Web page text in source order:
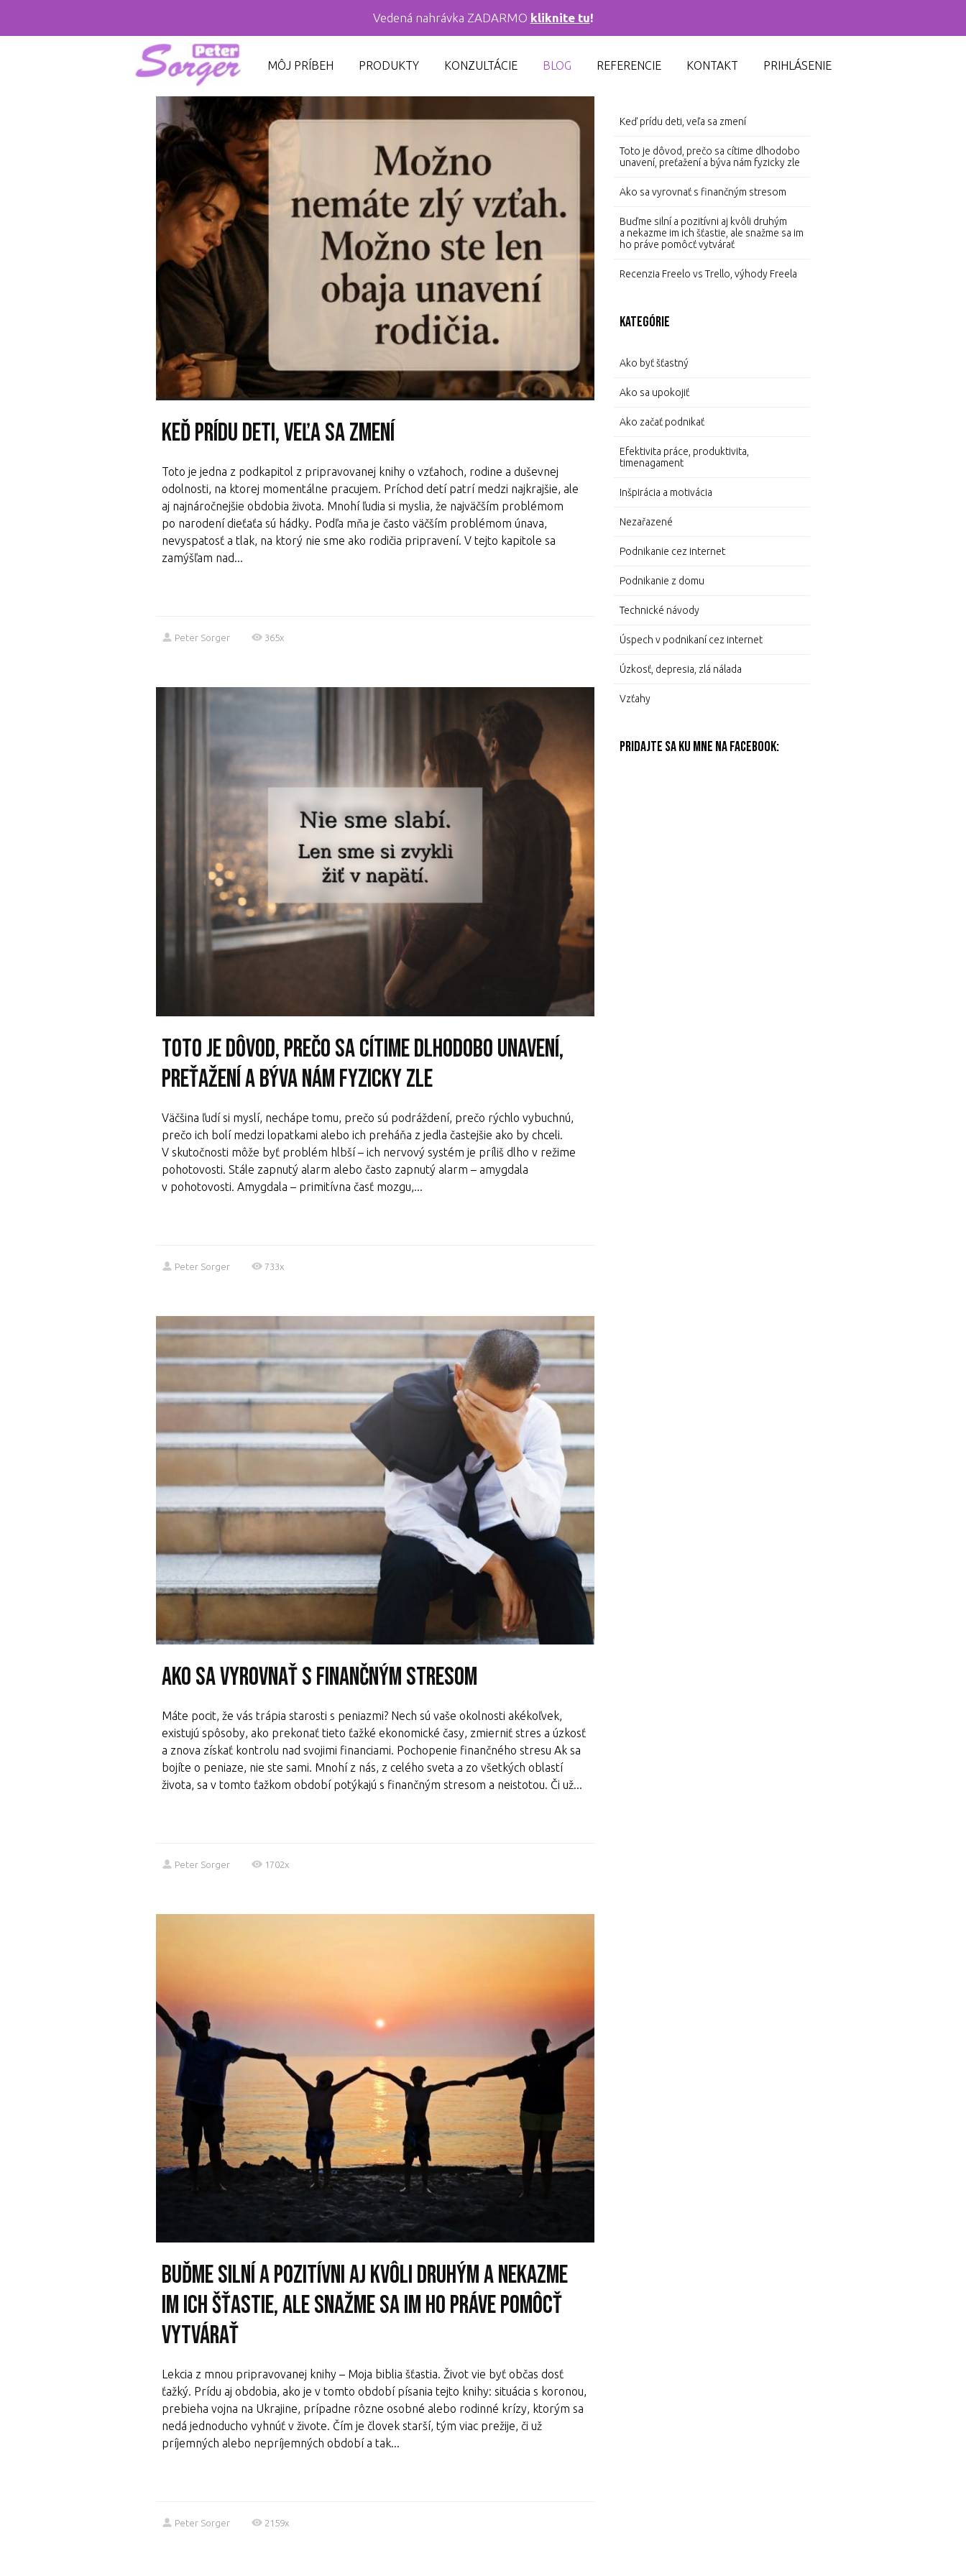
Vedená nahrávka ZADARMO kliknite tu!
MÔJ PRÍBEH PRODUKTY KONZULTÁCIE BLOG REFERENCIE KONTAKT PRIHLÁSENIE
Keď prídu deti, veľa sa zmení
Toto je jedna z podkapitol z pripravovanej knihy o vzťahoch, rodine a duševnej
odolnosti, na ktorej momentálne pracujem. Príchod detí patrí medzi najkrajšie, ale
aj najnáročnejšie obdobia života. Mnohí ľudia si myslia, že najväčším problémom
po narodení dieťaťa sú hádky. Podľa mňa je často väčším problémom únava,
nevyspatosť a tlak, na ktorý nie sme ako rodičia pripravení. V tejto kapitole sa
zamýšľam nad...
Peter Sorger 365x
Toto je dôvod, prečo sa cítime dlhodobo unavení,
preťažení a býva nám fyzicky zle
Väčšina ľudí si myslí, nechápe tomu, prečo sú podráždení, prečo rýchlo vybuchnú,
prečo ich bolí medzi lopatkami alebo ich preháňa z jedla častejšie ako by chceli.
V skutočnosti môže byť problém hlbší – ich nervový systém je príliš dlho v režime
pohotovosti. Stále zapnutý alarm alebo často zapnutý alarm – amygdala
v pohotovosti. Amygdala – primitívna časť mozgu,...
Peter Sorger 733x
Ako sa vyrovnať s finančným stresom
Máte pocit, že vás trápia starosti s peniazmi? Nech sú vaše okolnosti akékoľvek,
existujú spôsoby, ako prekonať tieto ťažké ekonomické časy, zmierniť stres a úzkosť
a znova získať kontrolu nad svojimi financiami. Pochopenie finančného stresu Ak sa
bojíte o peniaze, nie ste sami. Mnohí z nás, z celého sveta a zo všetkých oblastí
života, sa v tomto ťažkom období potýkajú s finančným stresom a neistotou. Či už...
Peter Sorger 1702x
Buďme silní a pozitívni aj kvôli druhým a nekazme
im ich šťastie, ale snažme sa im ho práve pomôcť
vytvárať
Lekcia z mnou pripravovanej knihy – Moja biblia šťastia. Život vie byť občas dosť
ťažký. Prídu aj obdobia, ako je v tomto období písania tejto knihy: situácia s koronou,
prebieha vojna na Ukrajine, prípadne rôzne osobné alebo rodinné krízy, ktorým sa
nedá jednoducho vyhnúť v živote. Čím je človek starší, tým viac prežije, či už
príjemných alebo nepríjemných období a tak...
Peter Sorger 2159x
Keď prídu deti, veľa sa zmení
Toto je dôvod, prečo sa cítime dlhodobo
unavení, preťažení a býva nám fyzicky zle
Ako sa vyrovnať s finančným stresom
Buďme silní a pozitívni aj kvôli druhým
a nekazme im ich šťastie, ale snažme sa im
ho práve pomôcť vytvárať
Recenzia Freelo vs Trello, výhody Freela
Kategórie
Ako byť šťastný
Ako sa upokojiť
Ako začať podnikať
Efektivita práce, produktivita,
timenagament
Inšpirácia a motivácia
Nezařazené
Podnikanie cez internet
Podnikanie z domu
Technické návody
Úspech v podnikaní cez internet
Úzkosť, depresia, zlá nálada
Vzťahy
Pridajte sa ku mne na Facebook: